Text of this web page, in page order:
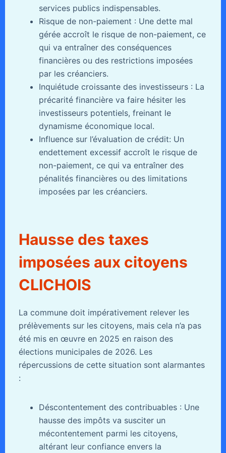
services publics indispensables.
Risque de non-paiement : Une dette mal
gérée accroît le risque de non-paiement, ce
qui va entraîner des conséquences
financières ou des restrictions imposées
par les créanciers.
Inquiétude croissante des investisseurs : La
précarité financière va faire hésiter les
investisseurs potentiels, freinant le
dynamisme économique local.
Influence sur l’évaluation de crédit: Un
endettement excessif accroît le risque de
non-paiement, ce qui va entraîner des
pénalités financières ou des limitations
imposées par les créanciers.
Hausse des taxes
imposées aux citoyens
CLICHOIS
La commune doit impérativement relever les
prélèvements sur les citoyens, mais cela n’a pas
été mis en œuvre en 2025 en raison des
élections municipales de 2026. Les
répercussions de cette situation sont alarmantes
:
Déscontentement des contribuables : Une
hausse des impôts va susciter un
mécontentement parmi les citoyens,
altérant leur confiance envers la